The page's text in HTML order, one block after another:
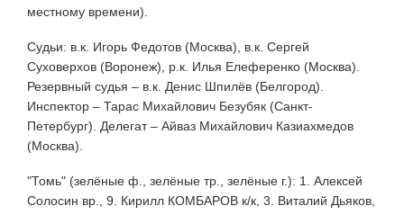
местному времени).
Судьи: в.к. Игорь Федотов (Москва), в.к. Сергей
Суховерхов (Воронеж), р.к. Илья Елеференко (Москва).
Резервный судья – в.к. Денис Шпилёв (Белгород).
Инспектор – Тарас Михайлович Безубяк (Санкт-
Петербург). Делегат – Айваз Михайлович Казиахмедов
(Москва).
"Томь" (зелёные ф., зелёные тр., зелёные г.): 1. Алексей
Солосин вр., 9. Кирилл КОМБАРОВ к/к, 3. Виталий Дьяков,